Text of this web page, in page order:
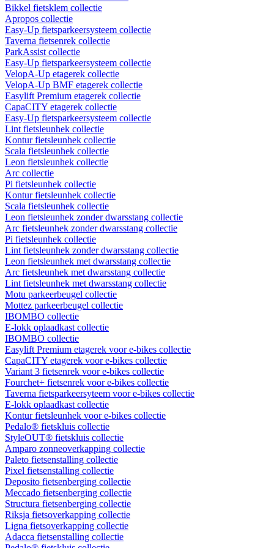
Bikkel fietsklem collectie
Apropos collectie
Easy-Up fietsparkeersysteem collectie
Taverna fietsenrek collectie
ParkAssist collectie
Easy-Up fietsparkeersysteem collectie
VelopA-Up etagerek collectie
VelopA-Up BMF etagerek collectie
Easylift Premium etagerek collectie
CapaCITY etagerek collectie
Easy-Up fietsparkeersysteem collectie
Lint fietsleunhek collectie
Kontur fietsleunhek collectie
Scala fietsleunhek collectie
Leon fietsleunhek collectie
Arc collectie
Pi fietsleunhek collectie
Kontur fietsleunhek collectie
Scala fietsleunhek collectie
Leon fietsleunhek zonder dwarsstang collectie
Arc fietsleunhek zonder dwarsstang collectie
Pi fietsleunhek collectie
Lint fietsleunhek zonder dwarsstang collectie
Leon fietsleunhek met dwarsstang collectie
Arc fietsleunhek met dwarsstang collectie
Lint fietsleunhek met dwarsstang collectie
Motu parkeerbeugel collectie
Mottez parkeerbeugel collectie
IBOMBO collectie
E-lokk oplaadkast collectie
IBOMBO collectie
Easylift Premium etagerek voor e-bikes collectie
CapaCITY etagerek voor e-bikes collectie
Variant 3 fietsenrek voor e-bikes collectie
Fourchet+ fietsenrek voor e-bikes collectie
Taverna fietsparkeersyteem voor e-bikes collectie
E-lokk oplaadkast collectie
Kontur fietsleunhek voor e-bikes collectie
Pedalo® fietskluis collectie
StyleOUT® fietskluis collectie
Amparo zonneoverkapping collectie
Paleto fietsenstalling collectie
Pixel fietsenstalling collectie
Deposito fietsenberging collectie
Meccado fietsenberging collectie
Structura fietsenberging collectie
Riksja fietsoverkapping collectie
Ligna fietsoverkapping collectie
Adacca fietsenstalling collectie